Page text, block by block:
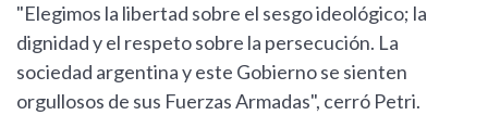
"Elegimos la libertad sobre el sesgo ideológico; la
dignidad y el respeto sobre la persecución. La
sociedad argentina y este Gobierno se sienten
orgullosos de sus Fuerzas Armadas", cerró Petri.